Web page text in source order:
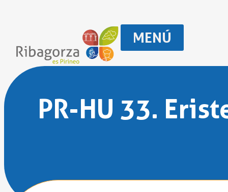
MENÚ
PR-HU 33.